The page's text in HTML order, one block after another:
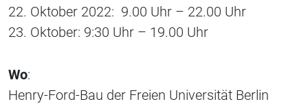
22. Oktober 2022: 9.00 Uhr – 22.00 Uhr
23. Oktober: 9:30 Uhr – 19.00 Uhr
Wo:
Henry-Ford-Bau der Freien Universität Berlin